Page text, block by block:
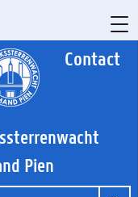
Contact
Pien